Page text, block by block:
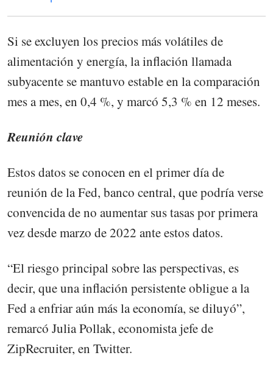
Si se excluyen los precios más volátiles de
alimentación y energía, la inflación llamada
subyacente se mantuvo estable en la comparación
mes a mes, en 0,4 %, y marcó 5,3 % en 12 meses.
Reunión clave
Estos datos se conocen en el primer día de
reunión de la Fed, banco central, que podría verse
convencida de no aumentar sus tasas por primera
vez desde marzo de 2022 ante estos datos.
“El riesgo principal sobre las perspectivas, es
decir, que una inflación persistente obligue a la
Fed a enfriar aún más la economía, se diluyó”,
remarcó Julia Pollak, economista jefe de
ZipRecruiter, en Twitter.